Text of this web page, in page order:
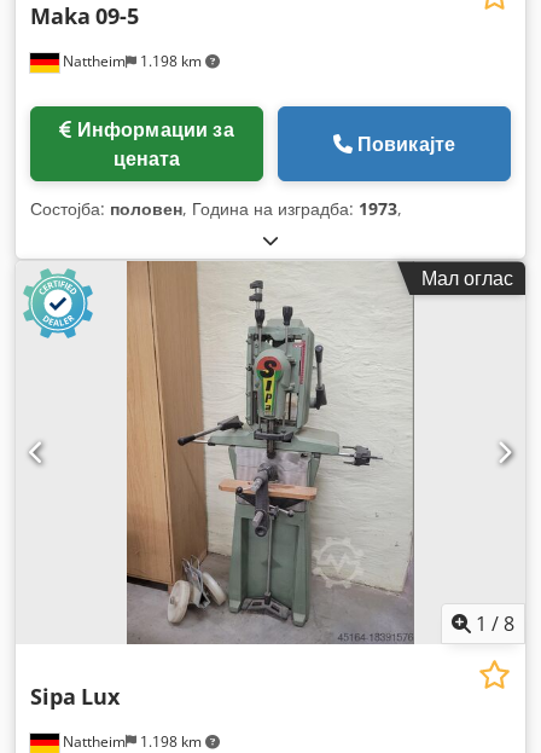
Nattheim 1.198 km
Maka 09-5
цената
Повикајте
Состојба: половен, Година на изградба: 1973,
Мал оглас
1 /8
Nattheim 1.198 km
Sipa Lux